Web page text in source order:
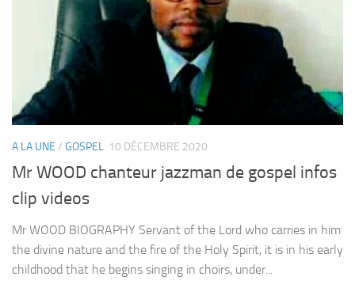
A LA UNE / GOSPEL 10 DÉCEMBRE 2020
Mr WOOD chanteur jazzman de gospel infos
clip videos
Mr WOOD BIOGRAPHY Servant of the Lord who carries in him
the divine nature and the fire of the Holy Spirit, it is in his early
childhood that he begins singing in choirs, under...